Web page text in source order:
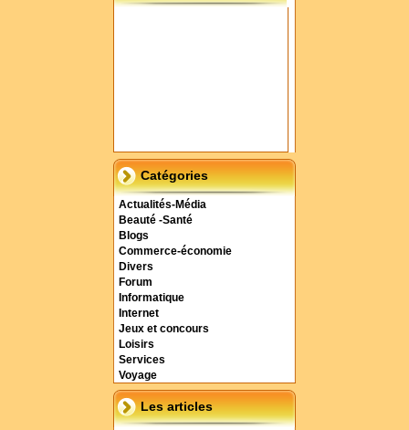
Catégories
Actualités-Média
Beauté -Santé
Blogs
Commerce-économie
Divers
Forum
Informatique
Internet
Jeux et concours
Loisirs
Services
Voyage
Les articles